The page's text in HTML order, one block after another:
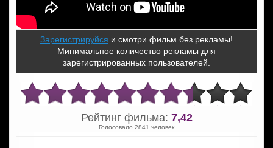
Зарегистрируйся и смотри фильм без рекламы!
Минимальное количество рекламы для
зарегистрированных пользователей.
Рейтинг фильма: 7,42
Голосовало 2841 человек